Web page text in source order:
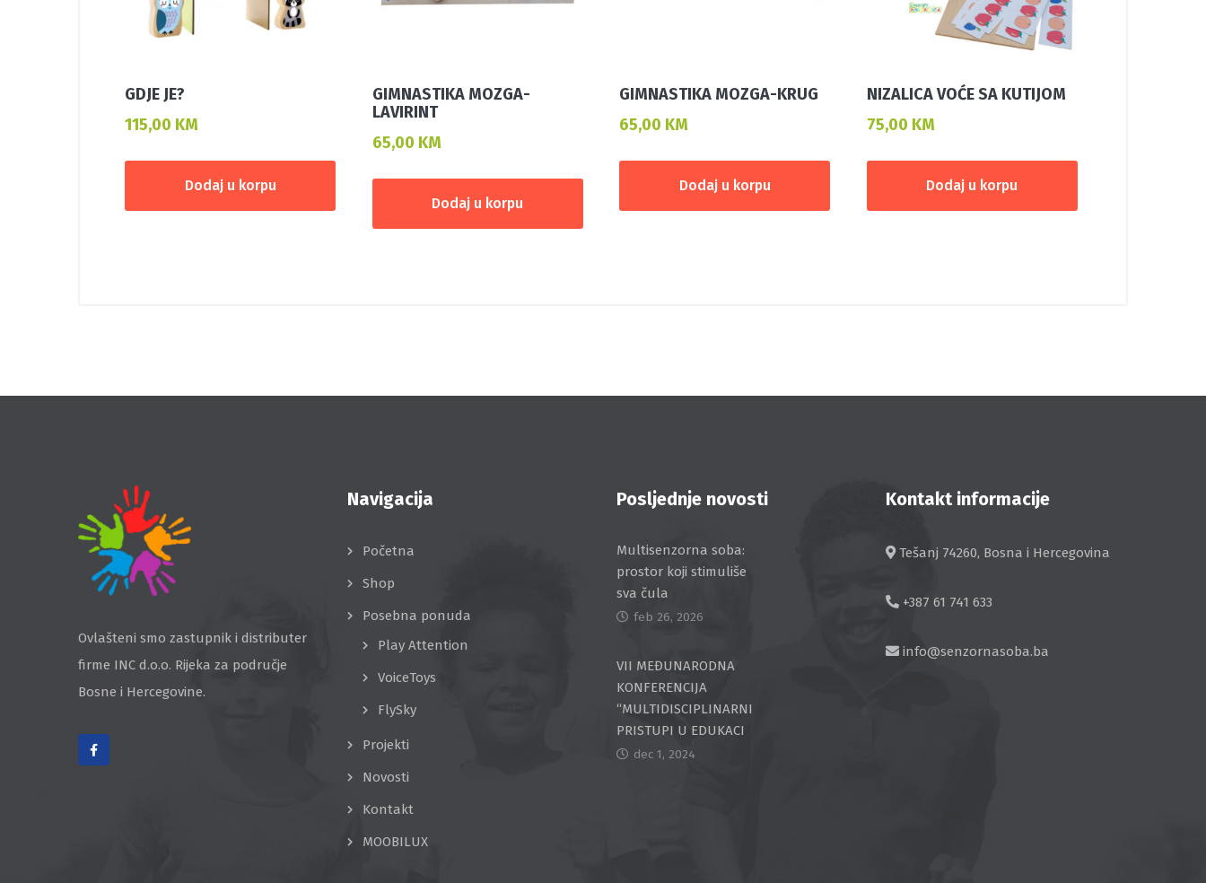
GDJE JE?
115,00 KM
Dodaj u korpu
GIMNASTIKA MOZGA-
LAVIRINT
65,00 KM
Dodaj u korpu
GIMNASTIKA MOZGA-KRUG
65,00 KM
Dodaj u korpu
NIZALICA VOĆE SA KUTIJOM
75,00 KM
Dodaj u korpu
Ovlašteni smo zastupnik i distributer
firme INC d.o.o. Rijeka za područje
Bosne i Hercegovine.
Navigacija
Početna
Shop
Posebna ponuda
Play Attention
VoiceToys
FlySky
Projekti
Novosti
Kontakt
MOOBILUX
Posljednje novosti
Multisenzorna soba:
prostor koji stimuliše
sva čula
feb 26, 2026
VII MEĐUNARODNA
KONFERENCIJA
“MULTIDISCIPLINARNI
PRISTUPI U EDUKACI
dec 1, 2024
Kontakt informacije
Tešanj 74260, Bosna i Hercegovina
+387 61 741 633
info@senzornasoba.ba